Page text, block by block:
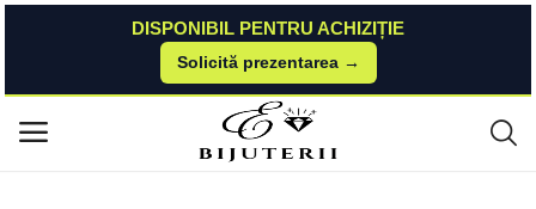
DISPONIBIL PENTRU ACHIZIȚIE
Solicită prezentarea →
Meniu principal
Inel piatra lunii din argint | Moon